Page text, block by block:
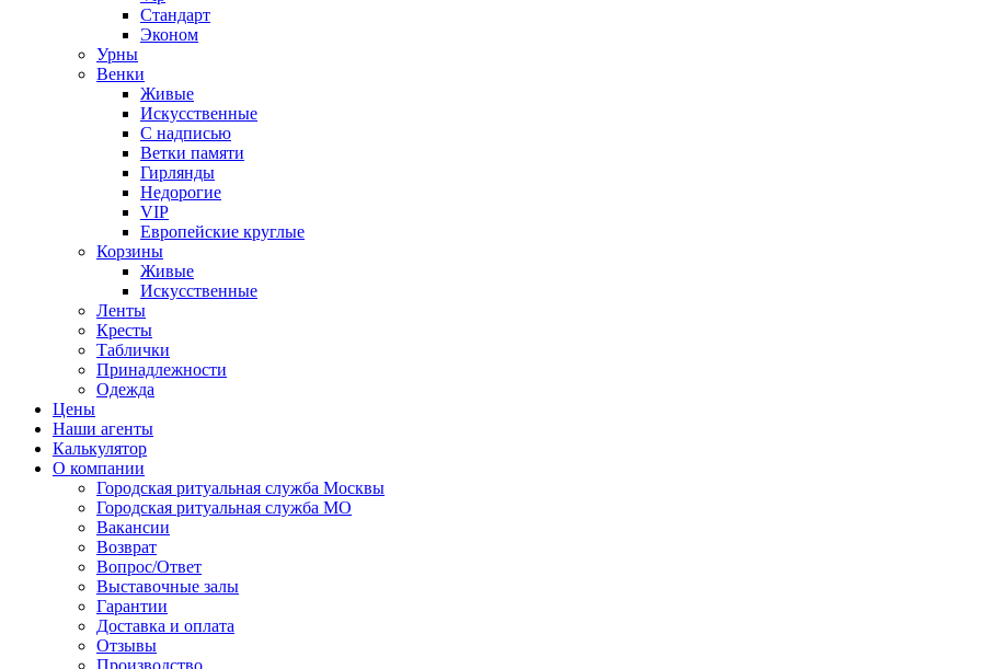
Стандарт
Эконом
Урны
Венки
Живые
Искусственные
С надписью
Ветки памяти
Гирлянды
Недорогие
VIP
Европейские круглые
Корзины
Живые
Искусственные
Ленты
Кресты
Таблички
Принадлежности
Одежда
Цены
Наши агенты
Калькулятор
О компании
Городская ритуальная служба Москвы
Городская ритуальная служба МО
Вакансии
Возврат
Вопрос/Ответ
Выставочные залы
Гарантии
Доставка и оплата
Отзывы
Производство